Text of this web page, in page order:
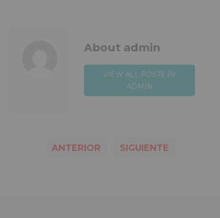
About admin
VIEW ALL POSTS BY
ADMIN
ANTERIOR SIGUIENTE